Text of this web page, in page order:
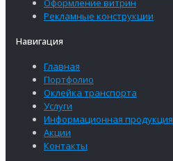
Рекламные конструкции
Навигация
Главная
Портфолио
Оклейка транспорта
Услуги
Информационная продукция
Акции
Контакты